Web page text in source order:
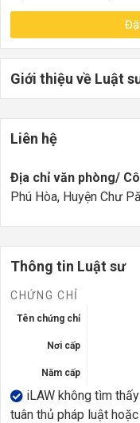
Giới thiệu về Luật
Liên hệ
Địa chỉ văn phòng/
Phú Hòa, Huyện Chư
Thông tin Luật sư
CHỨNG CHỈ
Tên chứng chỉ
Nơi cấp
Năm cấp
iLAW không tìm
tuân thủ pháp luật